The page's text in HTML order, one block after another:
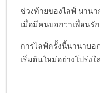
ช่วงท้ายของไลฟ์ นาน
เมื่อมีคนบอกว่าเพื่อนรั
การไลฟ์ครั้งนี้นานาบอ
เริ่มต้นใหม่อย่างโปร่ง